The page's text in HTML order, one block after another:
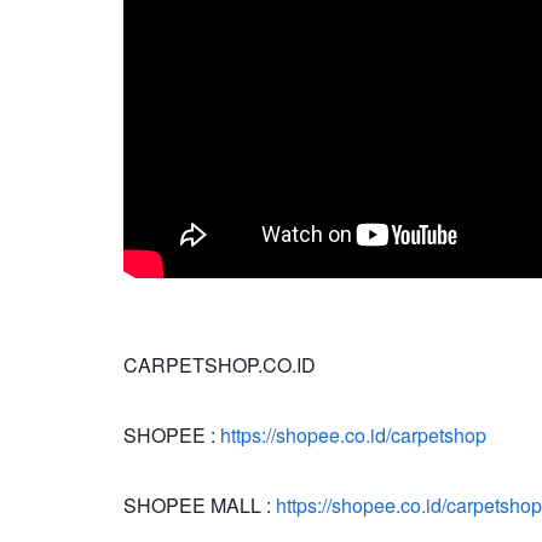
CARPETSHOP.CO.ID
SHOPEE : https://shopee.co.id/carpetshop
SHOPEE MALL : https://shopee.co.id/